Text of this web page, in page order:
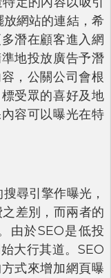
網站的連結，希
潛在顧客進入網
地投放廣告予潛
，公關公司會根
受眾的喜好及地
容可以曝光在特
尋引擎作曝光，
差別，而兩者的
由於SEO是低投
大行其道。SEO
式來增加網頁曝